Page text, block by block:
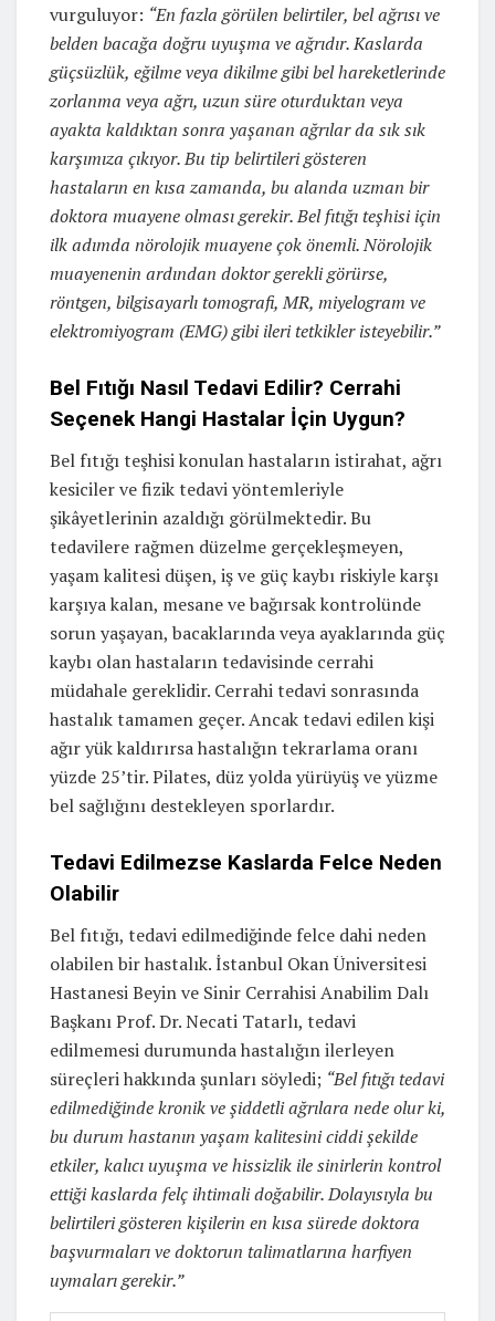
vurguluyor: “En fazla görülen belirtiler, bel ağrısı ve
belden bacağa doğru uyuşma ve ağrıdır. Kaslarda
güçsüzlük, eğilme veya dikilme gibi bel hareketlerinde
zorlanma veya ağrı, uzun süre oturduktan veya
ayakta kaldıktan sonra yaşanan ağrılar da sık sık
karşımıza çıkıyor. Bu tip belirtileri gösteren
hastaların en kısa zamanda, bu alanda uzman bir
doktora muayene olması gerekir. Bel fıtığı teşhisi için
ilk adımda nörolojik muayene çok önemli. Nörolojik
muayenenin ardından doktor gerekli görürse,
röntgen, bilgisayarlı tomografi, MR, miyelogram ve
elektromiyogram (EMG) gibi ileri tetkikler isteyebilir.”
Bel Fıtığı Nasıl Tedavi Edilir? Cerrahi
Seçenek Hangi Hastalar İçin Uygun?
Bel fıtığı teşhisi konulan hastaların istirahat, ağrı
kesiciler ve fizik tedavi yöntemleriyle
şikâyetlerinin azaldığı görülmektedir. Bu
tedavilere rağmen düzelme gerçekleşmeyen,
yaşam kalitesi düşen, iş ve güç kaybı riskiyle karşı
karşıya kalan, mesane ve bağırsak kontrolünde
sorun yaşayan, bacaklarında veya ayaklarında güç
kaybı olan hastaların tedavisinde cerrahi
müdahale gereklidir. Cerrahi tedavi sonrasında
hastalık tamamen geçer. Ancak tedavi edilen kişi
ağır yük kaldırırsa hastalığın tekrarlama oranı
yüzde 25’tir. Pilates, düz yolda yürüyüş ve yüzme
bel sağlığını destekleyen sporlardır.
Tedavi Edilmezse Kaslarda Felce Neden
Olabilir
Bel fıtığı, tedavi edilmediğinde felce dahi neden
olabilen bir hastalık. İstanbul Okan Üniversitesi
Hastanesi Beyin ve Sinir Cerrahisi Anabilim Dalı
Başkanı Prof. Dr. Necati Tatarlı, tedavi
edilmemesi durumunda hastalığın ilerleyen
süreçleri hakkında şunları söyledi; “Bel fıtığı tedavi
edilmediğinde kronik ve şiddetli ağrılara nede olur ki,
bu durum hastanın yaşam kalitesini ciddi şekilde
etkiler, kalıcı uyuşma ve hissizlik ile sinirlerin kontrol
ettiği kaslarda felç ihtimali doğabilir. Dolayısıyla bu
belirtileri gösteren kişilerin en kısa sürede doktora
başvurmaları ve doktorun talimatlarına harfiyen
uymaları gerekir.”